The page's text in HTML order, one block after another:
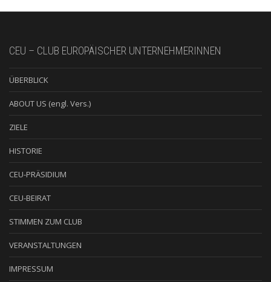
CEU – CLUB EUROPÄISCHER UNTERNEHMERINNEN
ÜBERBLICK
ABOUT US (engl. Vers.)
ZIELE
HISTORIE
CEU-PRÄSIDIUM
CEU-BEIRAT
STIMMEN ZUM CLUB
VERANSTALTUNGEN
IMPRESSUM